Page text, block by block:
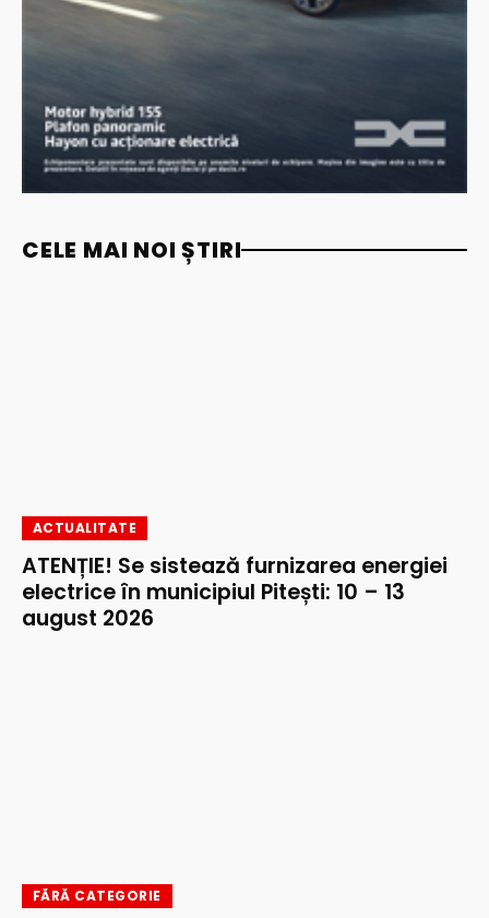
CELE MAI NOI ȘTIRI
ACTUALITATE
ATENȚIE! Se sistează furnizarea energiei
electrice în municipiul Pitești: 10 – 13
august 2026
FĂRĂ CATEGORIE